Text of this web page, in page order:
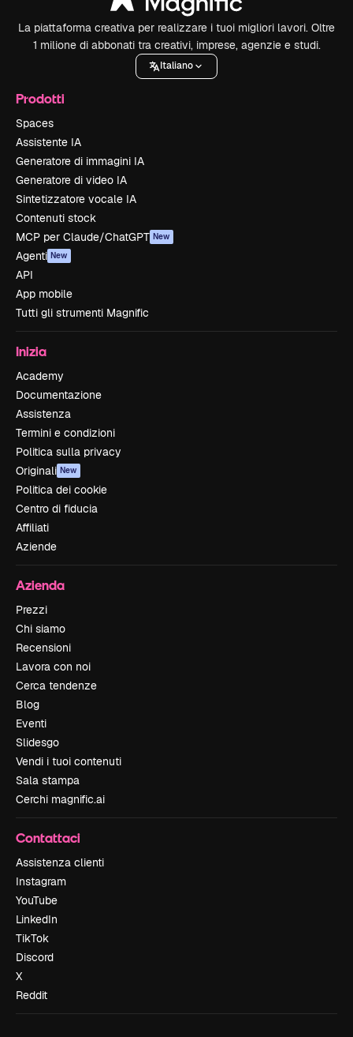
La piattaforma creativa per realizzare i tuoi migliori lavori. Oltre
1 milione di abbonati tra creativi, imprese, agenzie e studi.
Italiano
Prodotti
Spaces
Assistente IA
Generatore di immagini IA
Generatore di video IA
Sintetizzatore vocale IA
Contenuti stock
MCP per Claude/ChatGPT New
Agenti New
API
App mobile
Tutti gli strumenti Magnific
Inizia
Academy
Documentazione
Assistenza
Termini e condizioni
Politica sulla privacy
Originali New
Politica dei cookie
Centro di fiducia
Affiliati
Aziende
Azienda
Prezzi
Chi siamo
Recensioni
Lavora con noi
Cerca tendenze
Blog
Eventi
Slidesgo
Vendi i tuoi contenuti
Sala stampa
Cerchi magnific.ai
Contattaci
Assistenza clienti
Instagram
YouTube
LinkedIn
TikTok
Discord
X
Reddit